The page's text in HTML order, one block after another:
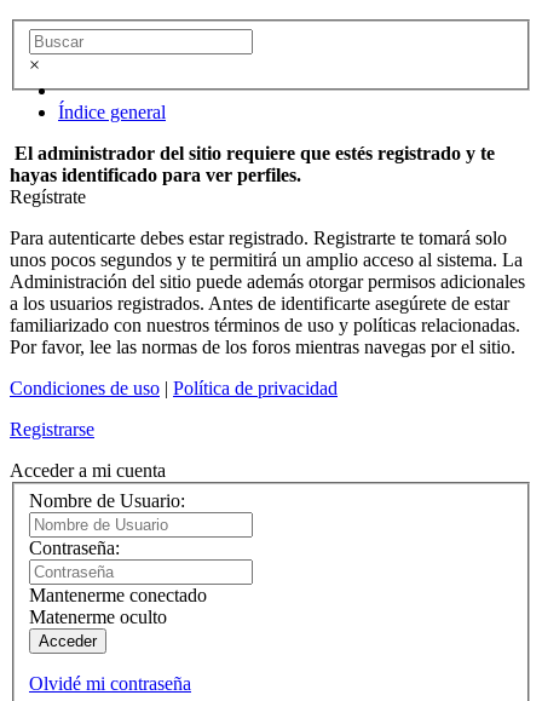
×
Índice general
El administrador del sitio requiere que estés registrado y te
hayas identificado para ver perfiles.
Regístrate
Para autenticarte debes estar registrado. Registrarte te tomará solo
unos pocos segundos y te permitirá un amplio acceso al sistema. La
Administración del sitio puede además otorgar permisos adicionales
a los usuarios registrados. Antes de identificarte asegúrete de estar
familiarizado con nuestros términos de uso y políticas relacionadas.
Por favor, lee las normas de los foros mientras navegas por el sitio.
Condiciones de uso | Política de privacidad
Registrarse
Acceder a mi cuenta
Nombre de Usuario:
Contraseña:
Mantenerme conectado
Matenerme oculto
Acceder
Olvidé mi contraseña